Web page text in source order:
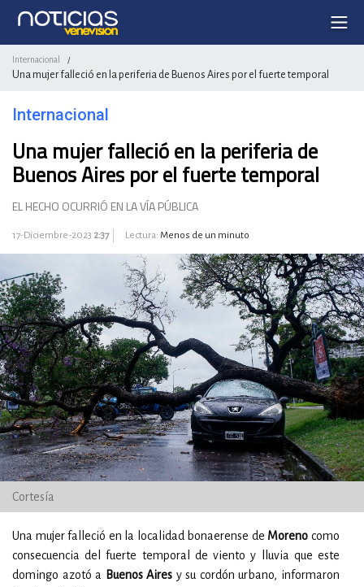
Internacional /
Una mujer falleció en la periferia de Buenos Aires por el fuerte temporal
Internacional
Una mujer falleció en la periferia de
Buenos Aires por el fuerte temporal
EL HECHO OCURRIÓ EN LA VÍA PÚBLICA
17-Diciembre-2023 2:37 Lectura: Menos de un minuto
Cortesía
Una mujer falleció en la localidad bonaerense de Moreno como
consecuencia del fuerte temporal de viento y lluvia que este
domingo azotó a
Buenos Aires y su cordón urbano, informaron